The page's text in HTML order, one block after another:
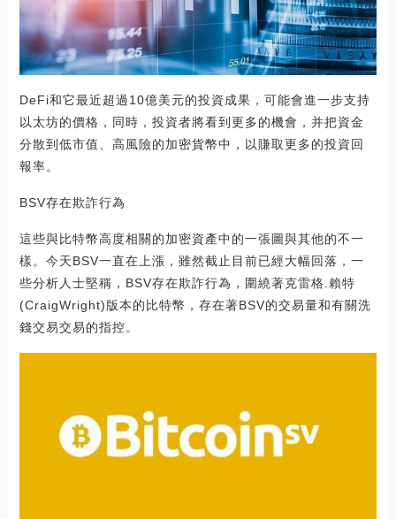
DeFi和它最近超過10億美元的投資成果，可能會進一步支持
以太坊的價格，同時，投資者將看到更多的機會，并把資金
分散到低市值、高風險的加密貨幣中，以賺取更多的投資回
報率。
BSV存在欺詐行為
這些與比特幣高度相關的加密資產中的一張圖與其他的不一
樣。今天BSV一直在上漲，雖然截止目前已經大幅回落，一
些分析人士堅稱，BSV存在欺詐行為，圍繞著克雷格.賴特
(CraigWright)版本的比特幣，存在著BSV的交易量和有關洗
錢交易交易的指控。